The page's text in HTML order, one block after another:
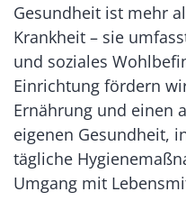
Gesundheit ist mehr
Krankheit – sie
und soziales
Einrichtung fördern
Ernährung und einen
eigenen Gesundheit,
tägliche
Umgang mit